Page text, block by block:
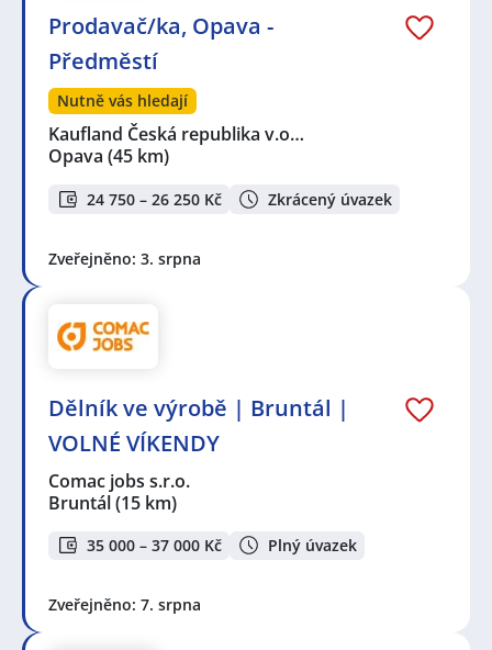
Prodavač/ka, Opava -
Předměstí
Nutně vás hledají
Kaufland Česká republika v.o…
Opava (45 km)
24 750 – 26 250 Kč Zkrácený úvazek
Zveřejněno: 3. srpna
Dělník ve výrobě | Bruntál |
VOLNÉ VÍKENDY
Comac jobs s.r.o.
Bruntál(15 km)
35 000 – 37 000 Kč Plný úvazek
Zveřejněno: 7. srpna